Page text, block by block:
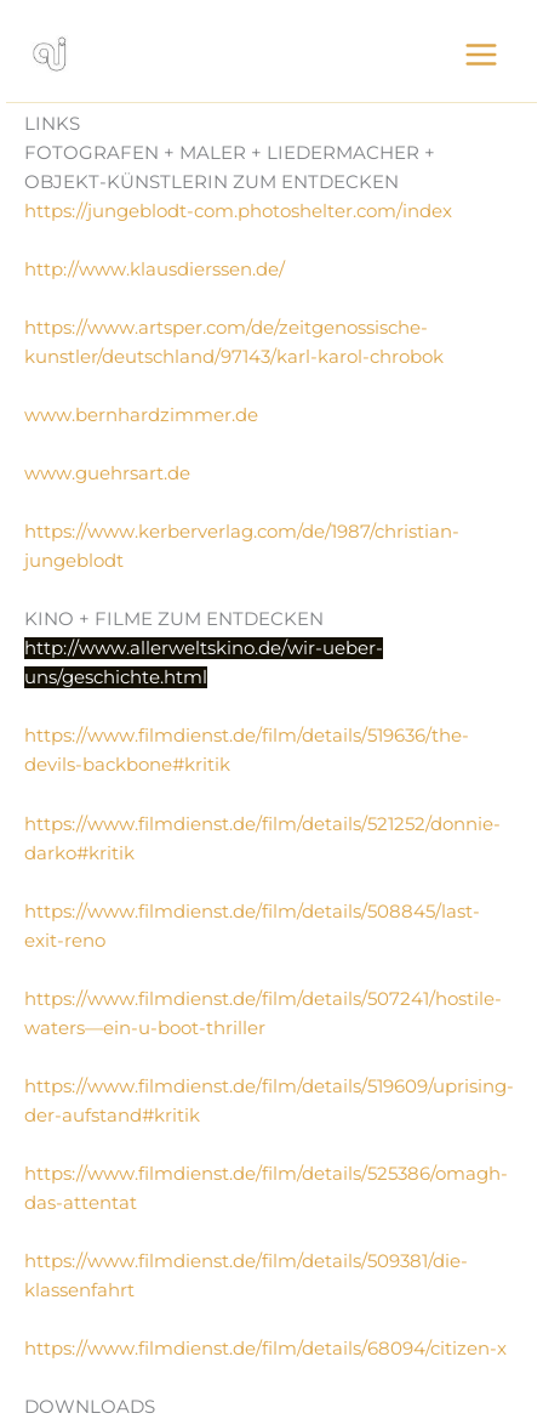
Inhalt
springen
LINKS
FOTOGRAFEN + MALER + LIEDERMACHER +
OBJEKT-KÜNSTLERIN ZUM ENTDECKEN
https://jungeblodt-com.photoshelter.com/index
http://www.klausdierssen.de/
https://www.artsper.com/de/zeitgenossische-
kunstler/deutschland/97143/karl-karol-chrobok
www.bernhardzimmer.de
www.guehrsart.de
https://www.kerberverlag.com/de/1987/christian-
jungeblodt
KINO + FILME ZUM ENTDECKEN
http://www.allerweltskino.de/wir-ueber-
uns/geschichte.html
https://www.filmdienst.de/film/details/519636/the-
devils-backbone#kritik
https://www.filmdienst.de/film/details/521252/donnie-
darko#kritik
https://www.filmdienst.de/film/details/508845/last-
exit-reno
https://www.filmdienst.de/film/details/507241/hostile-
waters—ein-u-boot-thriller
https://www.filmdienst.de/film/details/519609/uprising-
der-aufstand#kritik
https://www.filmdienst.de/film/details/525386/omagh-
das-attentat
https://www.filmdienst.de/film/details/509381/die-
klassenfahrt
https://www.filmdienst.de/film/details/68094/citizen-x
DOWNLOADS